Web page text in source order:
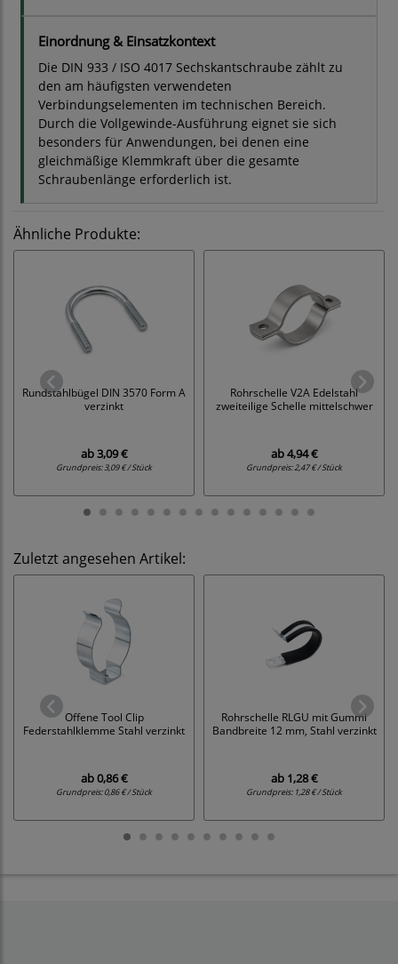
Einordnung & Einsatzkontext
Die DIN 933 / ISO 4017 Sechskantschraube zählt zu
den am häufigsten verwendeten
Verbindungselementen im technischen Bereich.
Durch die Vollgewinde-Ausführung eignet sie sich
besonders für Anwendungen, bei denen eine
gleichmäßige Klemmkraft über die gesamte
Schraubenlänge erforderlich ist.
Ähnliche Produkte:
Rundstahlbügel DIN 3570 Form A
verzinkt
ab3,09 €
Grundpreis:3,09 € / Stück
Rohrschelle V2A Edelstahl
zweiteilige Schelle mittelschwer
ab4,94 €
Grundpreis:2,47 € / Stück
Zuletzt angesehen Artikel:
Offene Tool Clip
Federstahlklemme Stahl verzinkt
ab0,86 €
Grundpreis:0,86 € / Stück
Rohrschelle RLGU mit Gummi
Bandbreite 12 mm, Stahl verzinkt
ab1,28 €
Grundpreis: 1,28 € / Stück